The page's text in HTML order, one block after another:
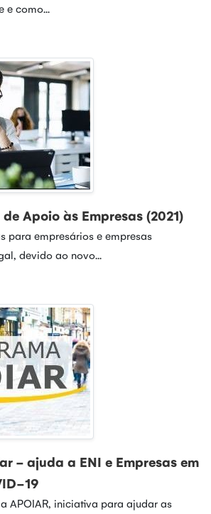
como...
Apoio às Empresas (2021)
para empresários e empresas
devido ao novo...
- ajuda a ENI e Empresas em
19
APOIAR, iniciativa para ajudar as